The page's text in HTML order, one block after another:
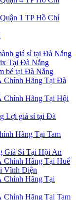
1 TP Hồ Chí
giá sỉ tại Đà Nẵng
Tại Đà Nẵng
bé tại Đà Nẵng
Chính Hãng Tại Đà
Chính Hãng Tại Hội
Lợi giá sỉ tại Đà
Hãng Tại Tam
Giá Sỉ Tại Hội An
Chính Hãng Tại Huế
Vĩnh Điện
Chính Hãng Tại
Hãng Tại Tam